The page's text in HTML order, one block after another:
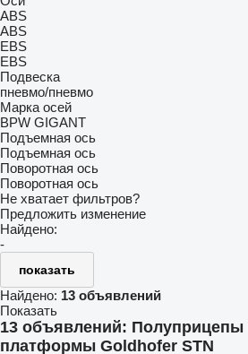
ABS
ABS
EBS
EBS
Подвеска
пневмо/пневмо
Марка осей
BPW GIGANT
Подъемная ось
Подъемная ось
Поворотная ось
Поворотная ось
Не хватает фильтров?
Предложить изменение
Найдено:
-
показать
Найдено: 13 объявлений
Показать
13 объявлений: Полуприцепы
платформы Goldhofer STN